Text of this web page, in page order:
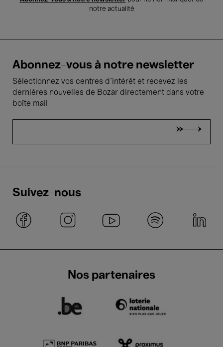
notre actualité
Abonnez-vous à notre newsletter
Sélectionnez vos centres d'intérêt et recevez les
dernières nouvelles de Bozar directement dans votre
boîte mail
Suivez-nous
Nos partenaires